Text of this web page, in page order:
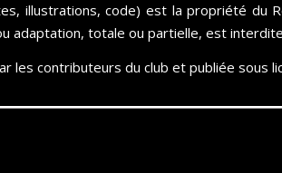
illustrations, code) est la propriété du
adaptation, totale ou partielle, est
les contributeurs du club et publiée sous